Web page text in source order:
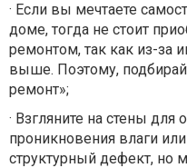
· Если вы мечтаете
доме, тогда не стоит
ремонтом, так как из-за
выше. Поэтому,
ремонт»;
· Взгляните на стены для
проникновения влаги
структурный дефект, но